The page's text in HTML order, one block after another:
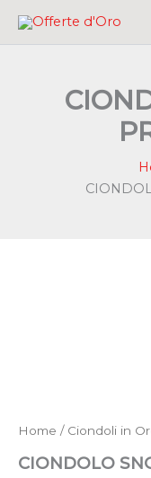
Home / Ciondoli in
CIONDOLO